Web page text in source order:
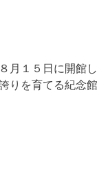
月１５日に開館
りを育てる紀念